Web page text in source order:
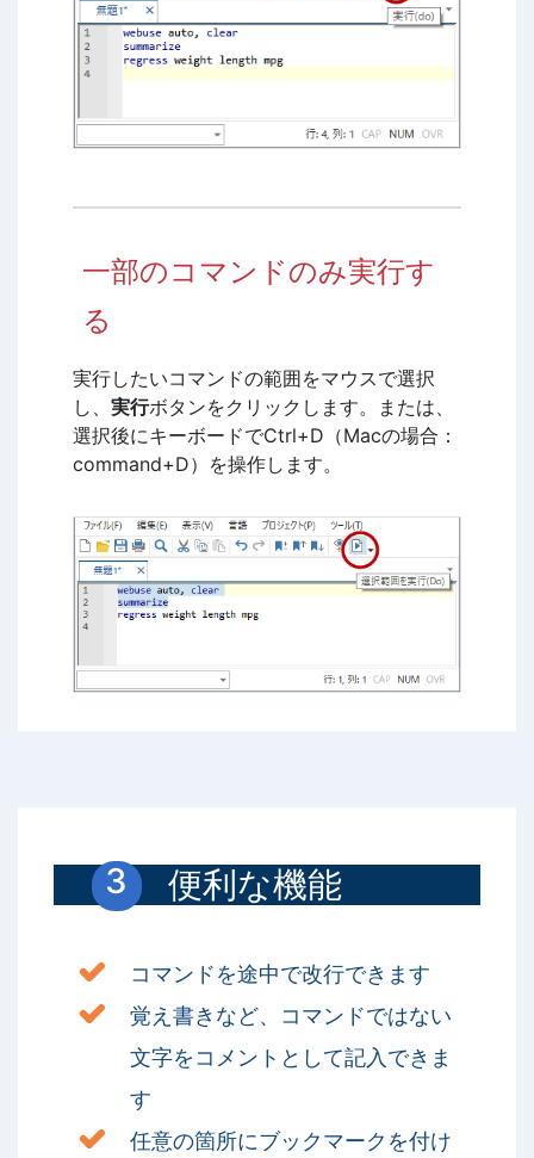
一部のコマンドのみ実行す
る
実行したいコマンドの範囲をマウスで選択
し、 実行ボタンをクリックします。または、
選択後にキーボードでCtrl+D（Macの場合：
command+D）を操作します。
便利な機能
コマンドを途中で改行できます
覚え書きなど、コマンドではない
文字をコメントとして記入できま
す
任意の箇所にブックマークを付け